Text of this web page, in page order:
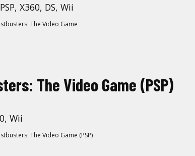
X360, DS, Wii
The Video Game
The Video Game (PSP)
Wii
The Video Game (PSP)